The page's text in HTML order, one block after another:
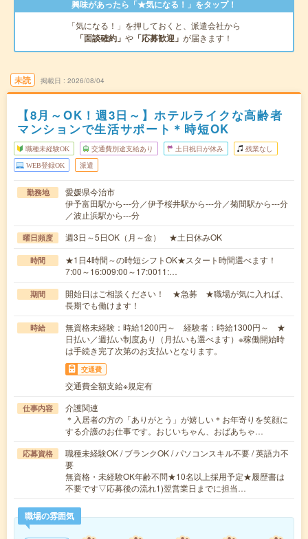
興味があったら「★気になる！」をタップ！
「気になる！」を押しておくと、派遣会社から
「面談確約」 や 「応募歓迎」 が届きます！
未読 掲載日 2026/08/04
【8月～OK！週3日～】ホテルライクな高齢者
マンションで生活サポート＊時短OK
職種未経験OK 交通費別途支給あり 土日祝日が休み 残業なし
WEB登録OK 派遣
勤務地
愛媛県今治市
伊予富田駅から---分／伊予桜井駅から---分／菊間駅から---分
／波止浜駅から---分
曜日頻度 週3日～5日OK（月～金） ★土日休みOK
時間
★1日4時間～の時短シフトOK★スタート時間選べます！
7:00～16:009:00～17:0011:…
期間
開始日はご相談ください！ ★急募 ★職場が気に入れば、
長期でも働けます！
時給
無資格未経験：時給1200円～ 経験者：時給1300円～ ★
日払い／週払い制度あり（月払いも選べます）※稼働開始時
は手続き完了次第のお支払いとなります。
交通費
交通費全額支給※規定有
仕事内容
介護関連
＊入居者の方の「ありがとう」が嬉しい＊お年寄りを笑顔に
する介護のお仕事です。おじいちゃん、おばあちゃ…
応募資格
職種未経験OK / ブランクOK / パソコンスキル不要 / 英語力不
要
無資格・未経験OK年齢不問★10名以上採用予定★履歴書は
不要です▽応募後の流れ1)翌営業日までに担当…
職場の雰囲気